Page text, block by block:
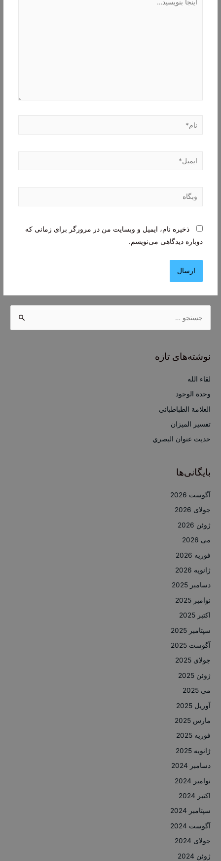
بنویسید…
نام*
ایمیل*
وبگاه
ذخیره نام، ایمیل و وبسایت من در مرورگر برای زمانی که
دوباره دیدگاهی می‌نویسم.
ب
ا
نوشته‌های تازه
لقاء الله
وحدة الوجود
العلامة الطباطبائي
تفسير الميزان
حديث عنوان البصري
بایگانی‌ها
آگوست 2026
جولای 2026
ژوئن 2026
می 2026
فوریه 2026
ژانویه 2026
دسامبر 2025
نوامبر 2025
اکتبر 2025
سپتامبر 2025
آگوست 2025
جولای 2025
ژوئن 2025
می 2025
آوریل 2025
مارس 2025
فوریه 2025
ژانویه 2025
دسامبر 2024
نوامبر 2024
اکتبر 2024
سپتامبر 2024
آگوست 2024
جولای 2024
ژوئن 2024